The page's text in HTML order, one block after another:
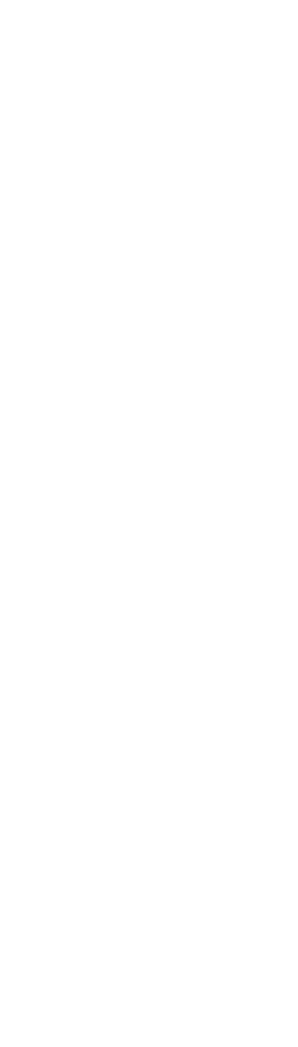
– Dzień Pluszowego
wiedzę dotyczącą innych
bez wyjątku. Dzięki niej